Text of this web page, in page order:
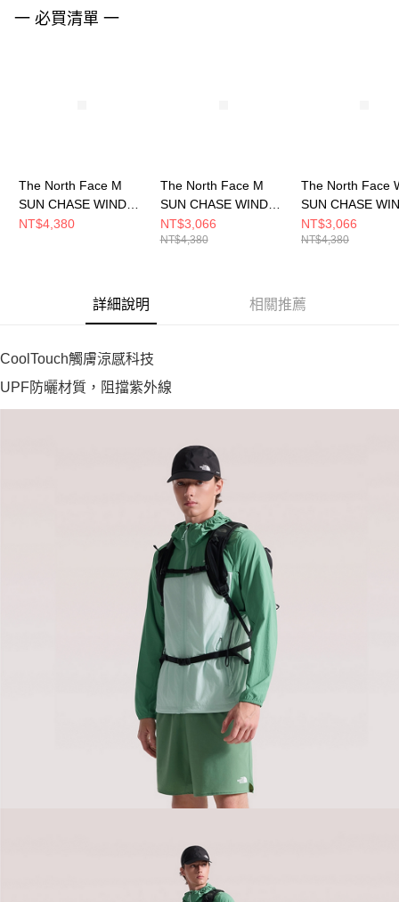
４．使用「AFTEE先享後付」時，將依據個別帳號之用戶狀況，依本公司即
一 必買清單 一
The North Face M
SUN CHASE WIND
JACKET - AP 男 風衣
NT$4,380
The North Face M
SUN CHASE WIND
JACKET - AP 男 風衣
外套 NF0A87VYLFW
NT$3,066
NT$4,380
The North Face
SUN CHASE
JACKET- AP 女
外套
NT$3,066
NT$4,380
詳細說明 相關推薦
CoolTouch觸膚涼感科技
UPF防曬材質，阻擋紫外線